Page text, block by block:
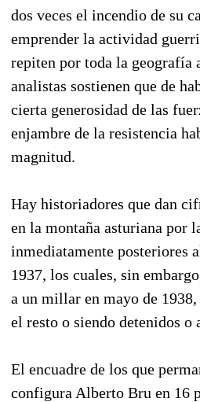
dos veces el incendio de su
emprender la actividad
repiten por toda la geografía
analistas sostienen que de
cierta generosidad de las
enjambre de la resistencia
magnitud.
Hay historiadores que dan
en la montaña asturiana por
inmediatamente posteriores
1937, los cuales, sin
a un millar en mayo de
el resto o siendo detenidos o
El encuadre de los que
configura Alberto Bru en 16